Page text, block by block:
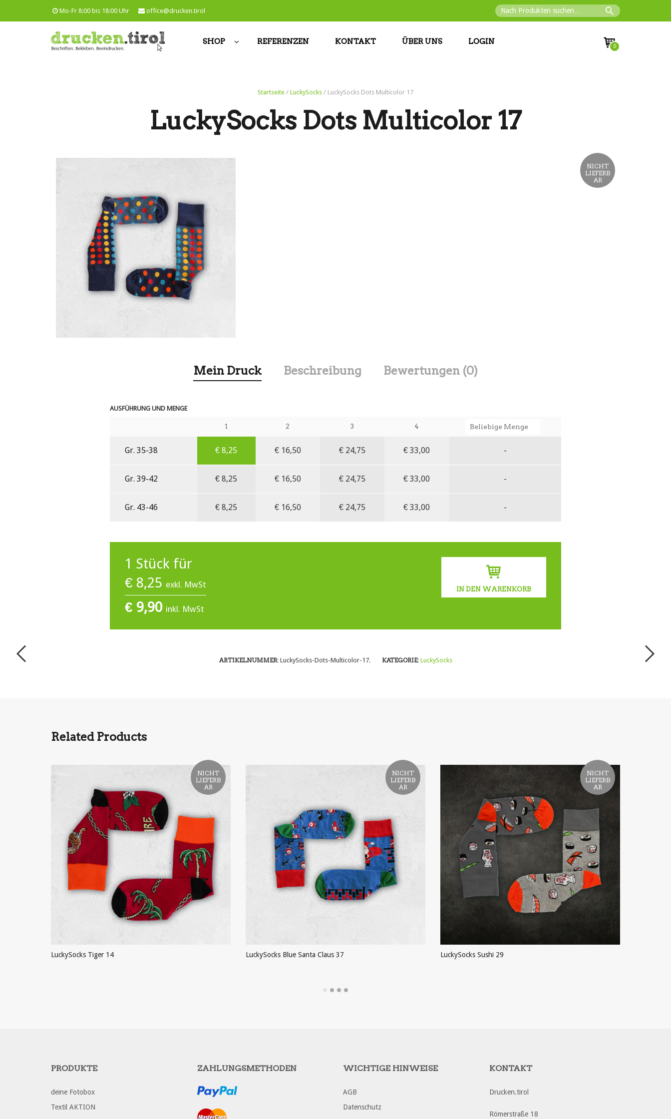
Mo-Fr 8:00 bis 18:00 Uhr office@drucken.tirol
SHOP REFERENZEN KONTAKT ÜBER UNS LOGIN
0
Startseite / LuckySocks / LuckySocks Dots Multicolor 17
LuckySocks Dots Multicolor 17
NICHT
LIEFERB
AR
Mein Druck Beschreibung Bewertungen (0)
AUSFÜHRUNG UND MENGE
1 2 3 4
Gr. 35-38 € 8,25 €16,50 €24,75 € 33,00 -
Gr. 39-42 € 8,25 €16,50 €24,75 € 33,00 -
Gr. 43-46 € 8,25 €16,50 €24,75 € 33,00 -
1 Stück für
€ 8,25 exkl. MwSt
€ 9,90 inkl. MwSt
IN DEN WARENKORB
ARTIKELNUMMER: LuckySocks-Dots-Multicolor-17. KATEGORIE: LuckySocks
Related Products
NICHT
LIEFERB
AR
LuckySocks Tiger 14
NICHT
LIEFERB
AR
LuckySocks Blue Santa Claus 37
NICHT
LIEFERB
AR
LuckySocks Sushi 29
PRODUKTE
deine Fotobox
Textil AKTION
ZAHLUNGSMETHODEN WICHTIGE HINWEISE
AGB
Datenschutz
KONTAKT
Drucken.tirol
Römerstraße 18